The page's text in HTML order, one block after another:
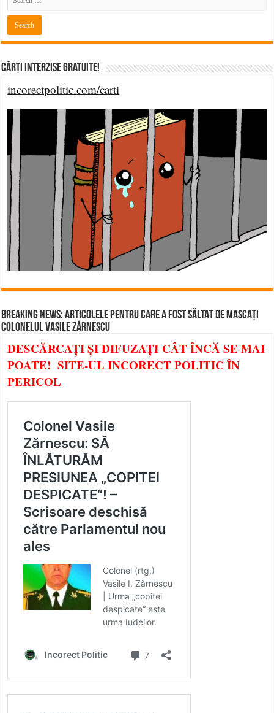
Cărți Interzise Gratuite!
incorectpolitic.com/carti
BREAKING NEWS: ARTICOLELE PENTRU CARE A FOST SĂLTAT DE MASCAȚI
COLONELUL VASILE ZĂRNESCU
DESCĂRCAȚI ȘI DIFUZAȚI CÂT ÎNCĂ SE MAI
POATE! SITE-UL INCORECT POLITIC ÎN
PERICOL